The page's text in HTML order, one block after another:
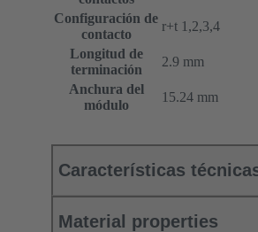
Configuración de
contacto
r+t 1,2,3,4
Longitud de
terminación
2.9 mm
Anchura del
módulo
15.24 mm
Características
Material properties